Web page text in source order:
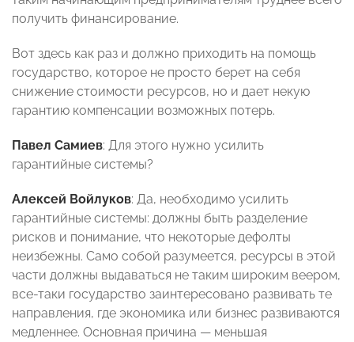
получить финансирование.
Вот здесь как раз и должно приходить на помощь
государство, которое не просто берет на себя
снижение стоимости ресурсов, но и дает некую
гарантию компенсации возможных потерь.
Павел Самиев: Для этого нужно усилить
гарантийные системы?
Алексей Войлуков: Да, необходимо усилить
гарантийные системы: должны быть разделение
рисков и понимание, что некоторые дефолты
неизбежны. Само собой разумеется, ресурсы в этой
части должны выдаваться не таким широким веером,
все-таки государство заинтересовано развивать те
направления, где экономика или бизнес развиваются
медленнее. Основная причина — меньшая